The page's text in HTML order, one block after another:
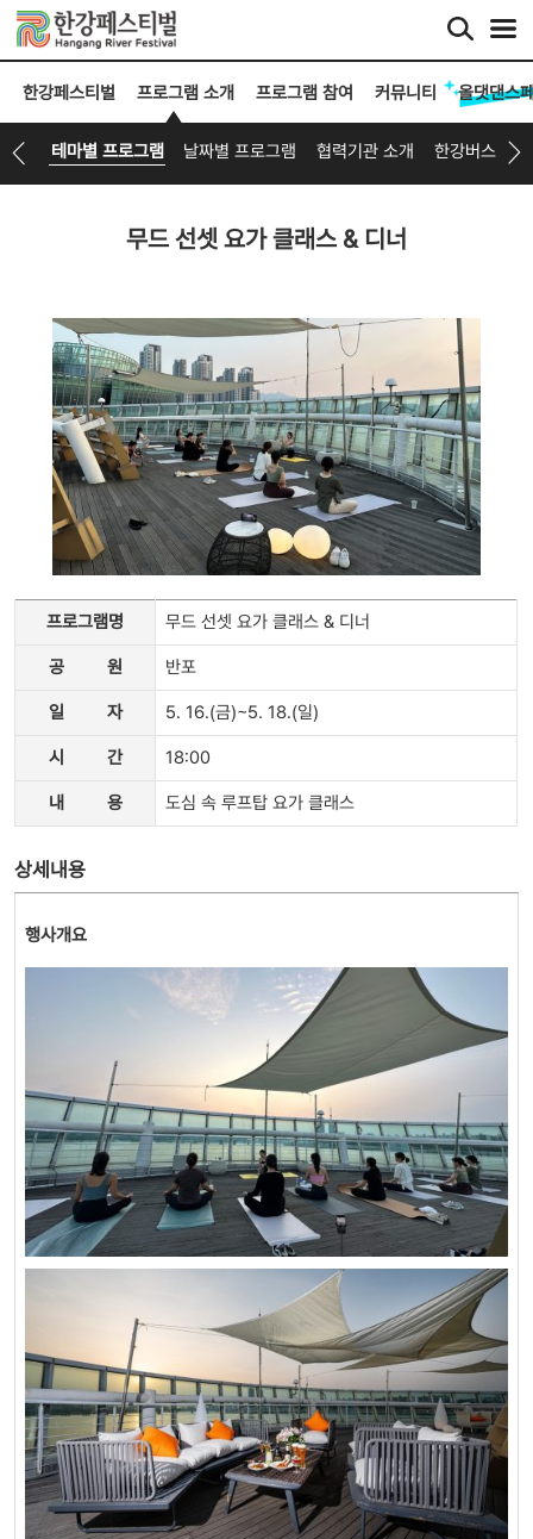
한강페스티벌 프로그램 소개 프로그램 참여 커뮤니티 올댓댄스
테마별 프로그램 날짜별 프로그램 협력기관 소개 한강버스 타
무드 선셋 요가 클래스 & 디너
프로그램명 무드 선셋 요가 클래스 & 디너
공 원 반포
일 자 5. 16.(금)~5. 18.(일)
시 간 18:00
내 용 도심 속 루프탑 요가 클래스
상세내용
행사개요